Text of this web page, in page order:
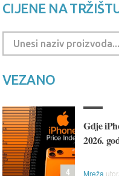
CIJENE NA
VEZANO
Gdje
2026.
Mreža
4